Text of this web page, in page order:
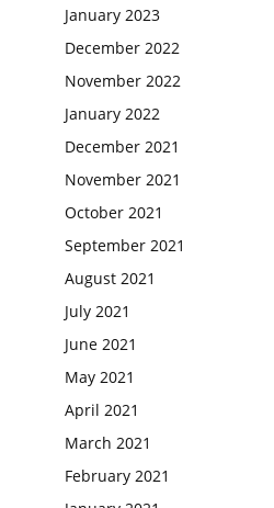
January 2023
December 2022
November 2022
January 2022
December 2021
November 2021
October 2021
September 2021
August 2021
July 2021
June 2021
May 2021
April 2021
March 2021
February 2021